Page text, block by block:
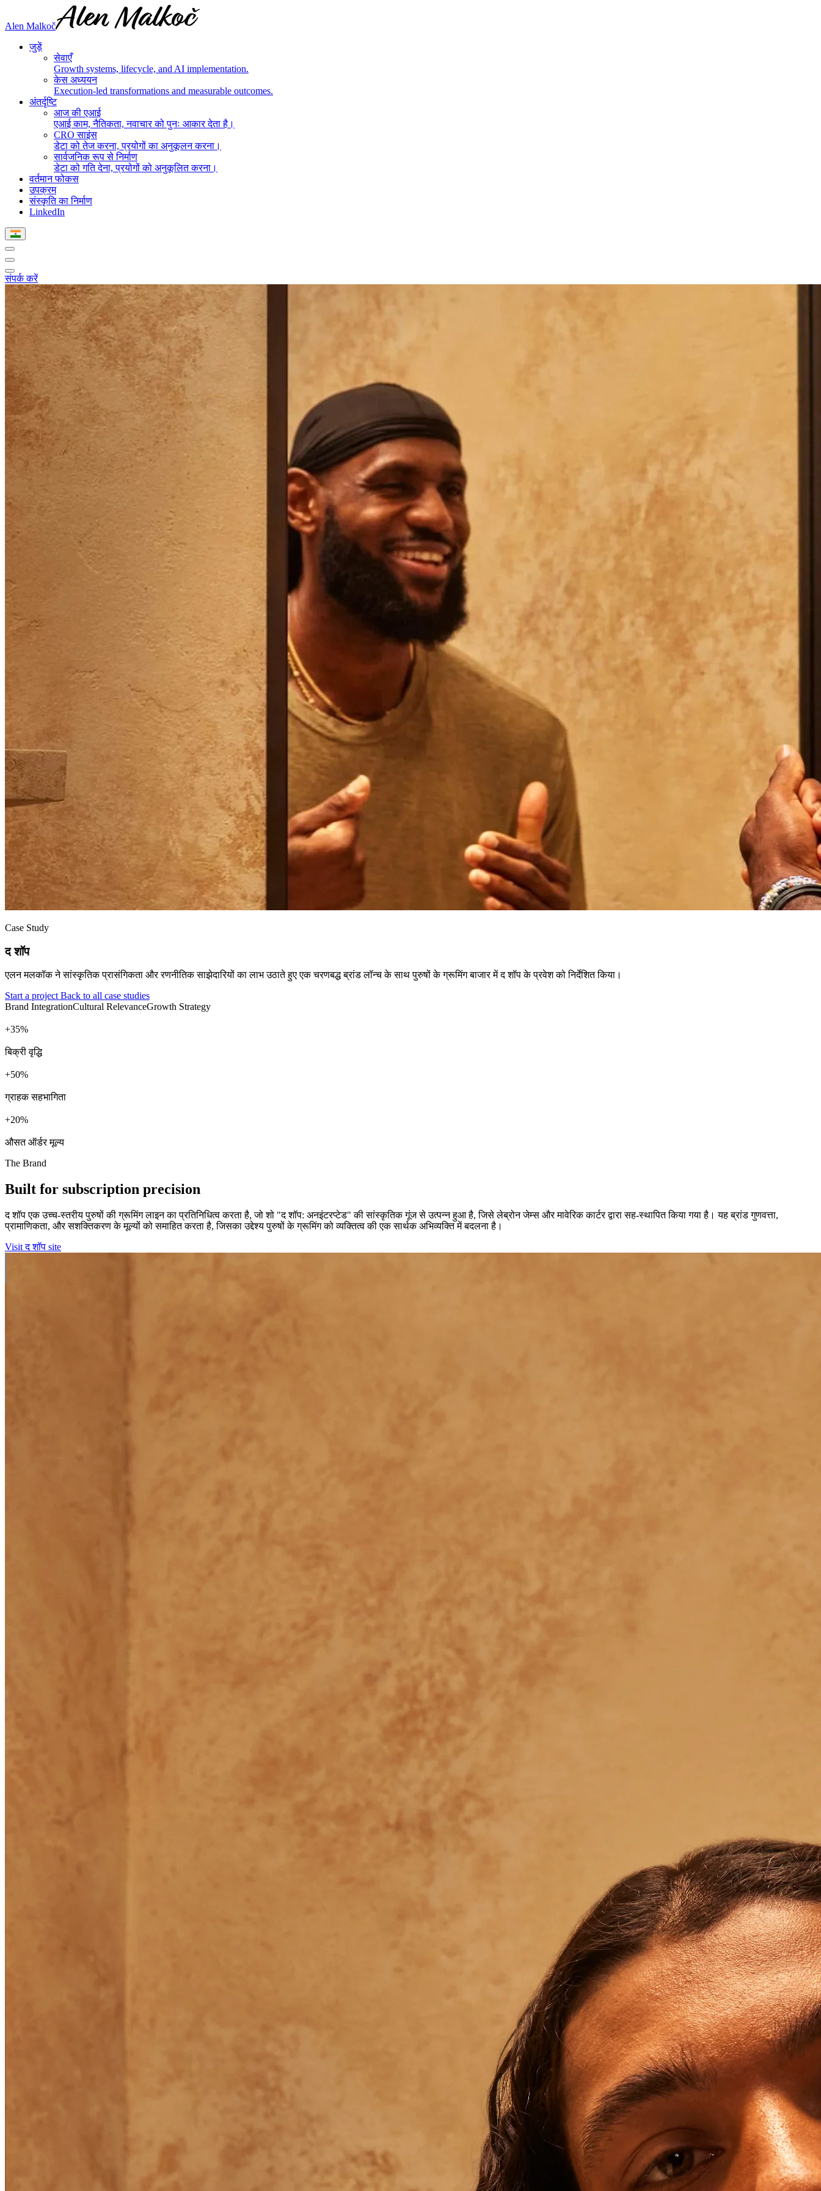
Alen Malkoč
जुड़ें
सेवाएँ
Growth systems, lifecycle, and AI implementation.
केस अध्ययन
Execution-led transformations and measurable outcomes.
अंतर्दृष्टि
आज की एआई
एआई काम, नैतिकता, नवाचार को पुनः आकार देता है।
CRO साइंस
डेटा को तेज करना, प्रयोगों का अनुकूलन करना।
सार्वजनिक रूप से निर्माण
डेटा को गति देना, प्रयोगों को अनुकूलित करना।
वर्तमान फोकस
उपक्रम
संस्कृति का निर्माण
LinkedIn
संपर्क करें
Case Study
द शॉप
एलन मलकॉक ने सांस्कृतिक प्रासंगिकता और रणनीतिक साझेदारियों का लाभ उठाते हुए एक चरणबद्ध ब्रांड लॉन्च के साथ पुरुषों के ग्रूमिंग बाजार में द शॉप के प्रवेश को निर्देशित किया।
Start a projectBack to all case studies
Brand IntegrationCultural RelevanceGrowth Strategy
+ %
बिक्री वृद्धि
+ %
ग्राहक सहभागिता
+ %
औसत ऑर्डर मूल्य
The Brand
Built for subscription precision
द शॉप एक उच्च-स्तरीय पुरुषों की ग्रूमिंग लाइन का प्रतिनिधित्व करता है, जो शो "द शॉप: अनइंटरप्टेड" की सांस्कृतिक गूंज से उत्पन्न हुआ है, जिसे लेब्रोन जेम्स और मावेरिक कार्टर द्वारा सह-स्थापित किया गया है। यह ब्रांड गुणवत्ता,
प्रामाणिकता, और सशक्तिकरण के मूल्यों को समाहित करता है, जिसका उद्देश्य पुरुषों के ग्रूमिंग को व्यक्तित्व की एक सार्थक अभिव्यक्ति में बदलना है।
Visit द शॉप site